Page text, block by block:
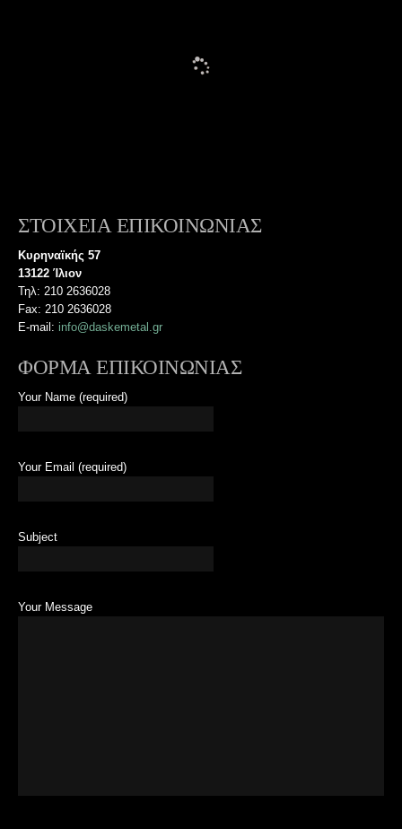
ΣΤΟΙΧΕΙΑ ΕΠΙΚΟΙΝΩΝΙΑΣ
Κυρηναϊκής 57
13122 Ίλιον
Τηλ: 210 2636028
Fax: 210 2636028
E-mail: info@daskemetal.gr
ΦΟΡΜΑ ΕΠΙΚΟΙΝΩΝΙΑΣ
Your Name (required)
Your Email (required)
Subject
Your Message